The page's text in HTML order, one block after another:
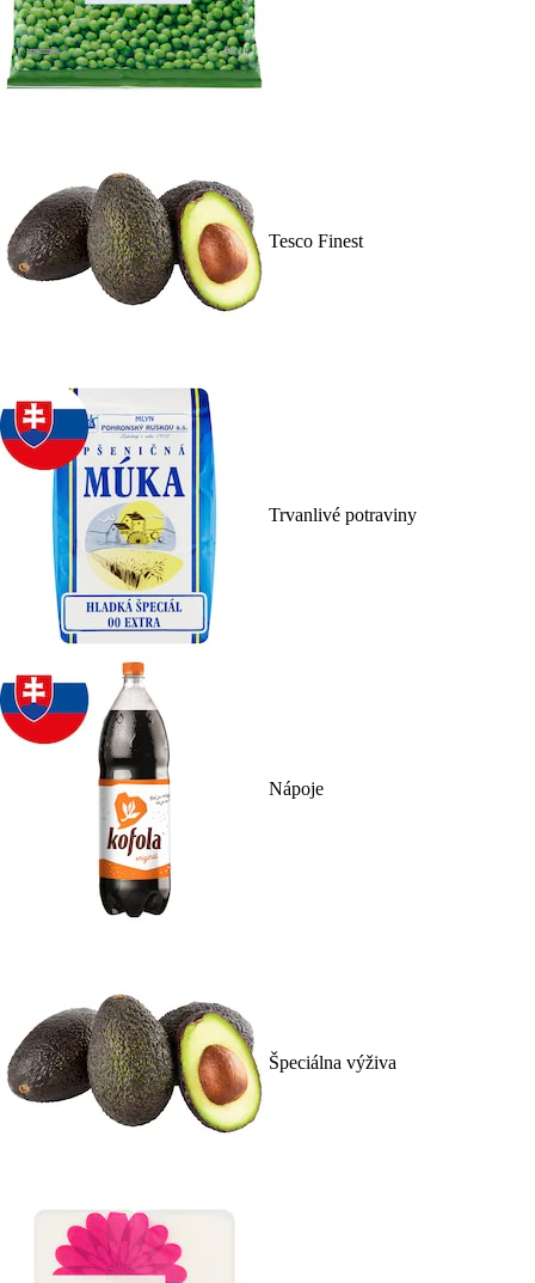
Tesco Finest
Trvanlivé potraviny
Nápoje
Špeciálna výživa